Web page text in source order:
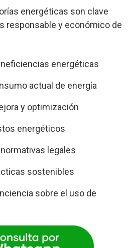
energéticas son clave
responsable y económico de
energéticas
actual de energía
y optimización
energéticos
legales
sostenibles
sobre el uso de